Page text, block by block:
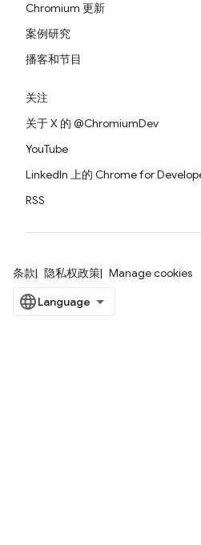
Chromium 更新
案例研究
播客和节目
关注
关于 X 的 @ChromiumDev
YouTube
LinkedIn 上的 Chrome for
RSS
条款 隐私权政策 Manage cookies